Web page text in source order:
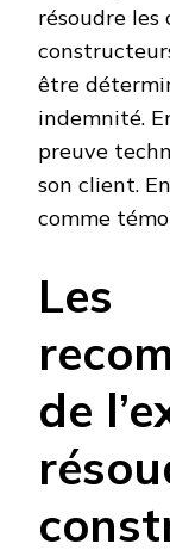
résoudre
être
indemnité.
preuve
son client.
comme
Les
de